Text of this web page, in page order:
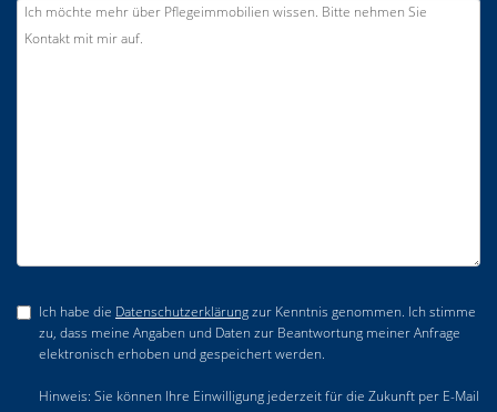
Ich habe die Datenschutzerklärungzur Kenntnis genommen. Ich stimme
zu, dass meine Angaben und Daten zur Beantwortung meiner Anfrage
elektronisch erhoben und gespeichert werden.
Hinweis: Sie können Ihre Einwilligung jederzeit für die Zukunft per E-Mail